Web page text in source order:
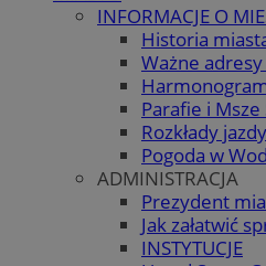
INFORMACJE O
Historia
Ważne
Parafie i Msze
Rozkłady
Pogoda w
ADMINISTRACJA
Prezydent
Jak załatwić
INSTYTUCJE